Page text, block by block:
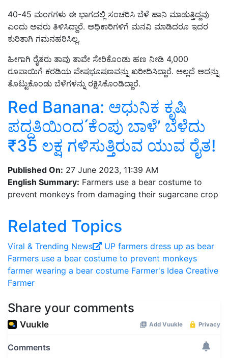
40-45 ಮಂಗಗಳು ಈ ಭಾಗದಲ್ಲಿ ಸಂಚರಿಸಿ ಬೆಳೆ ಹಾನಿ ಮಾಡುತ್ತಿದ್ದವು
ಎಂದು ಅವರು ತಿಳಿಸಿದ್ದಾರೆ. ಅಧಿಕಾರಿಗಳಿಗೆ ಮನವಿ ಮಾಡಿದರೂ ಇದರ
ಕುರಿತಾಗಿ ಗಮನಹರಿಸಿಲ್ಲ.
ಹೀಗಾಗಿ ರೈತರು ತಾವು ತಾವೇ ಸೇರಿಕೊಂಡು ಹಣ ನೀಡಿ 4,000
ರೂಪಾಯಿಗೆ ಕರಡಿಯ ವೇಷಭೂಷಣವನ್ನು ಖರೀದಿಸಿದ್ದಾರೆ. ಅಲ್ಲದೆ ಅದನ್ನು
ತೊಟ್ಟುಕೊಂಡು ಬೆಳೆಗಳನ್ನು ರಕ್ಷಿಸಿಕೊಂಡಿದ್ದಾರೆ.
Red Banana: ಆಧುನಿಕ ಕೃಷಿ
ಪದ್ದತಿಯಿಂದ ́ಕೆಂಪು ಬಾಳೆʼ ಬೆಳೆದು
₹35 ಲಕ್ಷ ಗಳಿಸುತ್ತಿರುವ ಯುವ ರೈತ!
Published On: 27 June 2023, 11:39 AM
English Summary: Farmers use a bear costume to
prevent monkeys from damaging their sugarcane crop
Related Topics
Viral ‍& Trending News
UP farmers dress up as bear
Farmers use a bear costume to prevent monkeys
farmer wearing a bear costume Farmer's Idea Creative
Farmer
Share your comments